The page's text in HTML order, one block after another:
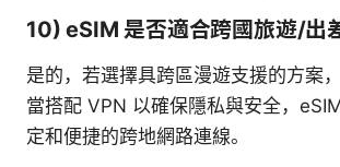
10) eSIM 是否適合跨國旅遊/出
是的，若選擇具跨區漫遊支援的方案
當搭配 VPN 以確保隱私與安全，
定和便捷的跨地網路連線。